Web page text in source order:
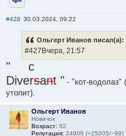
Отправить личное
#428 30.03.2024, 09:22
Ольгерт Иванов писал(а):
#427Вчера, 21:57
"
c
Diversant " - "кот-водолаз"
утопит).
Ольгерт Иванов
Новичок
Возраст: 62
Репутация: 24906 (+25005/−99)